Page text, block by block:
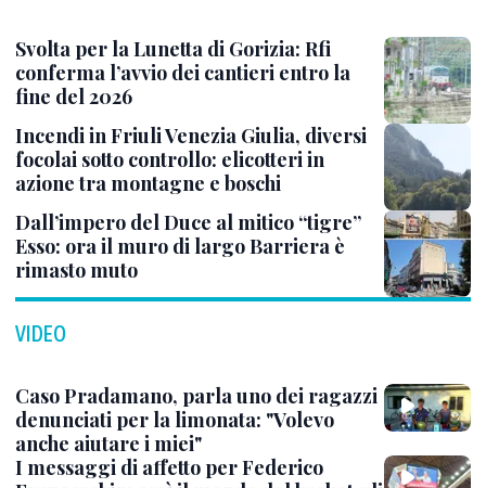
Svolta per la Lunetta di Gorizia: Rfi
conferma l’avvio dei cantieri entro la
fine del 2026
Incendi in Friuli Venezia Giulia, diversi
focolai sotto controllo: elicotteri in
azione tra montagne e boschi
Dall’impero del Duce al mitico “tigre”
Esso: ora il muro di largo Barriera è
rimasto muto
VIDEO
Caso Pradamano, parla uno dei ragazzi
denunciati per la limonata: "Volevo
anche aiutare i miei"
I messaggi di affetto per Federico